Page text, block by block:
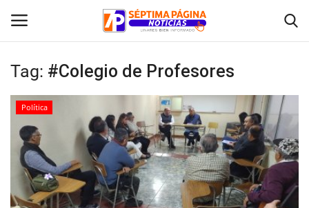
Inicio
Crónica
Policial
Tribunales
Tag: #Colegio de Profesores
Política